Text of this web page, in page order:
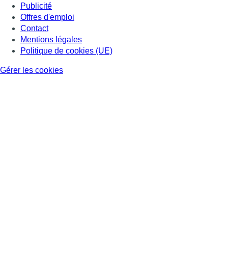
Publicité
Offres d'emploi
Contact
Mentions légales
Politique de cookies (UE)
Gérer les cookies